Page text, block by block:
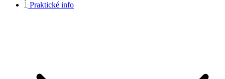
Praktické info